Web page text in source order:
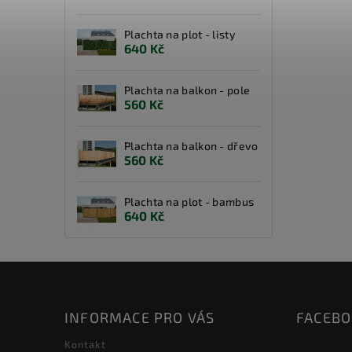
Plachta na plot - listy
640 Kč
Plachta na balkon - pole
560 Kč
Plachta na balkon - dřevo
560 Kč
Plachta na plot - bambus
640 Kč
INFORMACE PRO VÁS
Kontakt